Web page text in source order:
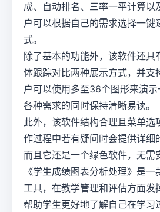
成、自动排名、三率一平计算以
户可以根据自己的需求选择一键
式。
除了基本的功能外，该软件还具
体跟踪对比两种展示方式，并支
户可以使用多至36个图形来演
各种需求的同时保持清晰易读。
此外，该软件结构合理且菜单选
作过程中若有疑问时会提供详细
而且它还是一个绿色软件，无需
《学生成绩图表分析处理》是
工具，在教学管理和评估方面发
帮助学生更好地了解自己在学习